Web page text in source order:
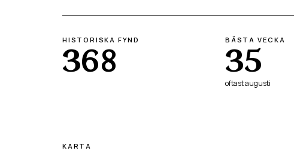
HISTORISKA FYND
368
BÄSTA VECKA
35
oftastaugusti
KARTA